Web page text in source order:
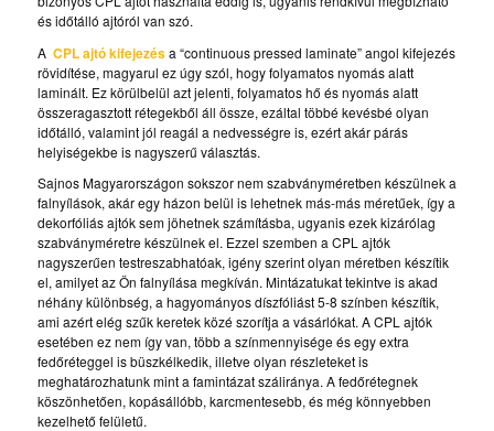
és időtálló ajtóról van szó.
A CPL ajtó kifejezésa “continuous pressed laminate” angol kifejezés
rövidítése, magyarul ez úgy szól, hogy folyamatos nyomás alatt
laminált. Ez körülbelül azt jelenti, folyamatos hő és nyomás alatt
összeragasztott rétegekből áll össze, ezáltal többé kevésbé olyan
időtálló, valamint jól reagál a nedvességre is, ezért akár párás
helyiségekbe is nagyszerű választás.
Sajnos Magyarországon sokszor nem szabványméretben készülnek a
falnyílások, akár egy házon belül is lehetnek más-más méretűek, így a
dekorfóliás ajtók sem jöhetnek számításba, ugyanis ezek kizárólag
szabványméretre készülnek el. Ezzel szemben a CPL ajtók
nagyszerűen testreszabhatóak, igény szerint olyan méretben készítik
el, amilyet az Ön falnyílása megkíván. Mintázatukat tekintve is akad
néhány különbség, a hagyományos díszfóliást 5-8 színben készítik,
ami azért elég szűk keretek közé szorítja a vásárlókat. A CPL ajtók
esetében ez nem így van, több a színmennyisége és egy extra
fedőréteggel is büszkélkedik, illetve olyan részleteket is
meghatározhatunk mint a famintázat száliránya. A fedőrétegnek
köszönhetően, kopásállóbb, karcmentesebb, és még könnyebben
kezelhető felületű.